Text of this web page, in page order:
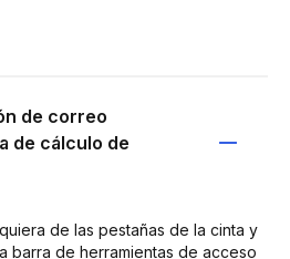
de correo
de cálculo de
de las pestañas de la cinta y
barra de herramientas de acceso